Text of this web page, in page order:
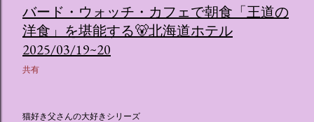
バード・ウォッチ・カフェで朝食「王道の
洋食」を堪能する🐻北海道ホテル
2025/03/19~20
共有
猫好き父さんの大好きシリーズ